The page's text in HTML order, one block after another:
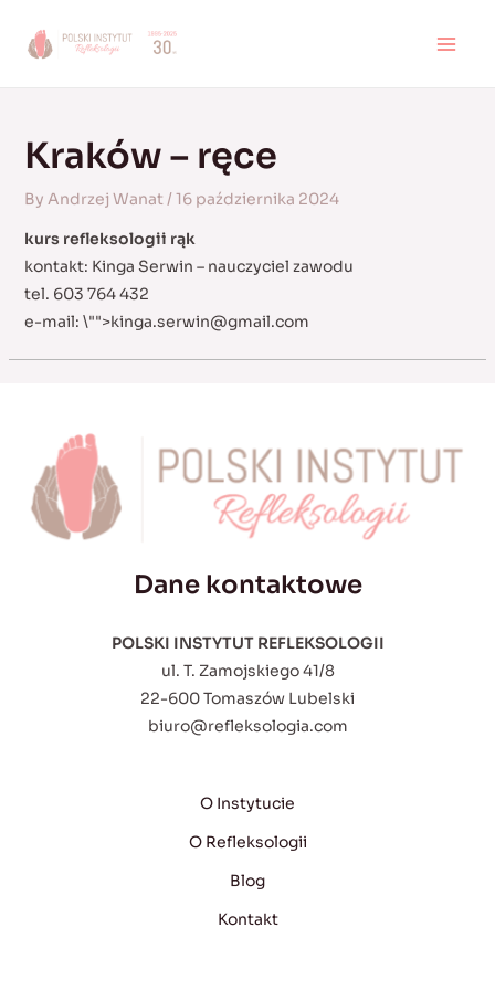
Kraków – ręce
By Andrzej Wanat/16 października 2024
kurs refleksologii rąk
kontakt: Kinga Serwin – nauczyciel zawodu
tel. 603 764 432
e-mail: \"">kinga.serwin@gmail.com
Dane kontaktowe
POLSKI INSTYTUT REFLEKSOLOGII
ul. T. Zamojskiego 41/8
22-600 Tomaszów Lubelski
biuro@refleksologia.com
O Instytucie
O Refleksologii
Blog
Kontakt